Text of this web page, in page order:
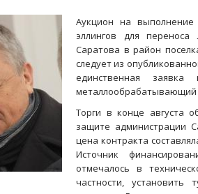
Аукцион на выполнение
эллингов для
Саратова в район
следует из
единственная
металлообрабатывающий
Торги в конце августа
защите администрации
цена контракта
Источник
отмечалось в
частности, установить